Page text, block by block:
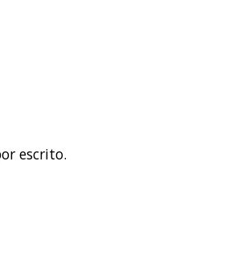
escrito.